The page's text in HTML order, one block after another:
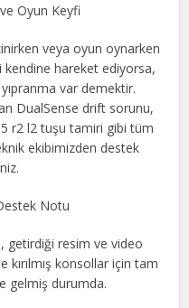
Oyun Keyfi
veya oyun oynarken
hareket ediyorsa,
var demektir.
DualSense drift sorunu,
r2 l2 tuşu tamiri gibi tüm
ekibimizden destek
Notu
getirdiği resim ve video
konsollar için tam
gelmiş durumda.